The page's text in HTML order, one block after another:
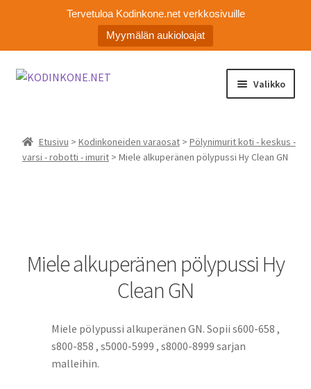
Tervetuloa Kodinkone.net verkkosivuille
Myymälän aukioloajat
Siirry
Siirry
Valikko
tason
Ota yhteyttä
Etusivu > Kodinkoneiden varaosat> Pölynimurit koti - keskus -
varsi - robotti - imurit > Miele alkuperänen pölypussi Hy Clean GN
Miele alkuperänen pölypussi Hy
Clean GN
Miele pölypussi alkuperänen GN. Sopii s600-658 ,
s800-858 , s5000-5999 , s8000-8999 sarjan
malleihin.